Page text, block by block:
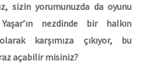
sizin yorumunuzda da oyunu
nezdinde bir halkın
karşımıza çıkıyor, bu
açabilir misiniz?